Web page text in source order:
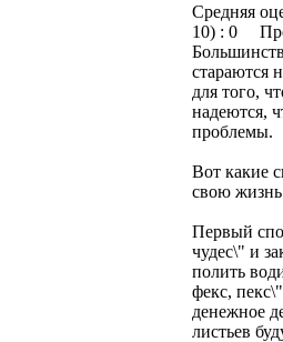
Средняя
10) : 0
стараются
для того,
надеются,
проблемы.
Вот какие
свою
Первый
чудес\" и
полить
фекс,
денежное
листьев